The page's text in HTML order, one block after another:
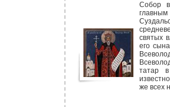
Собор
святых
его
татар
же всех